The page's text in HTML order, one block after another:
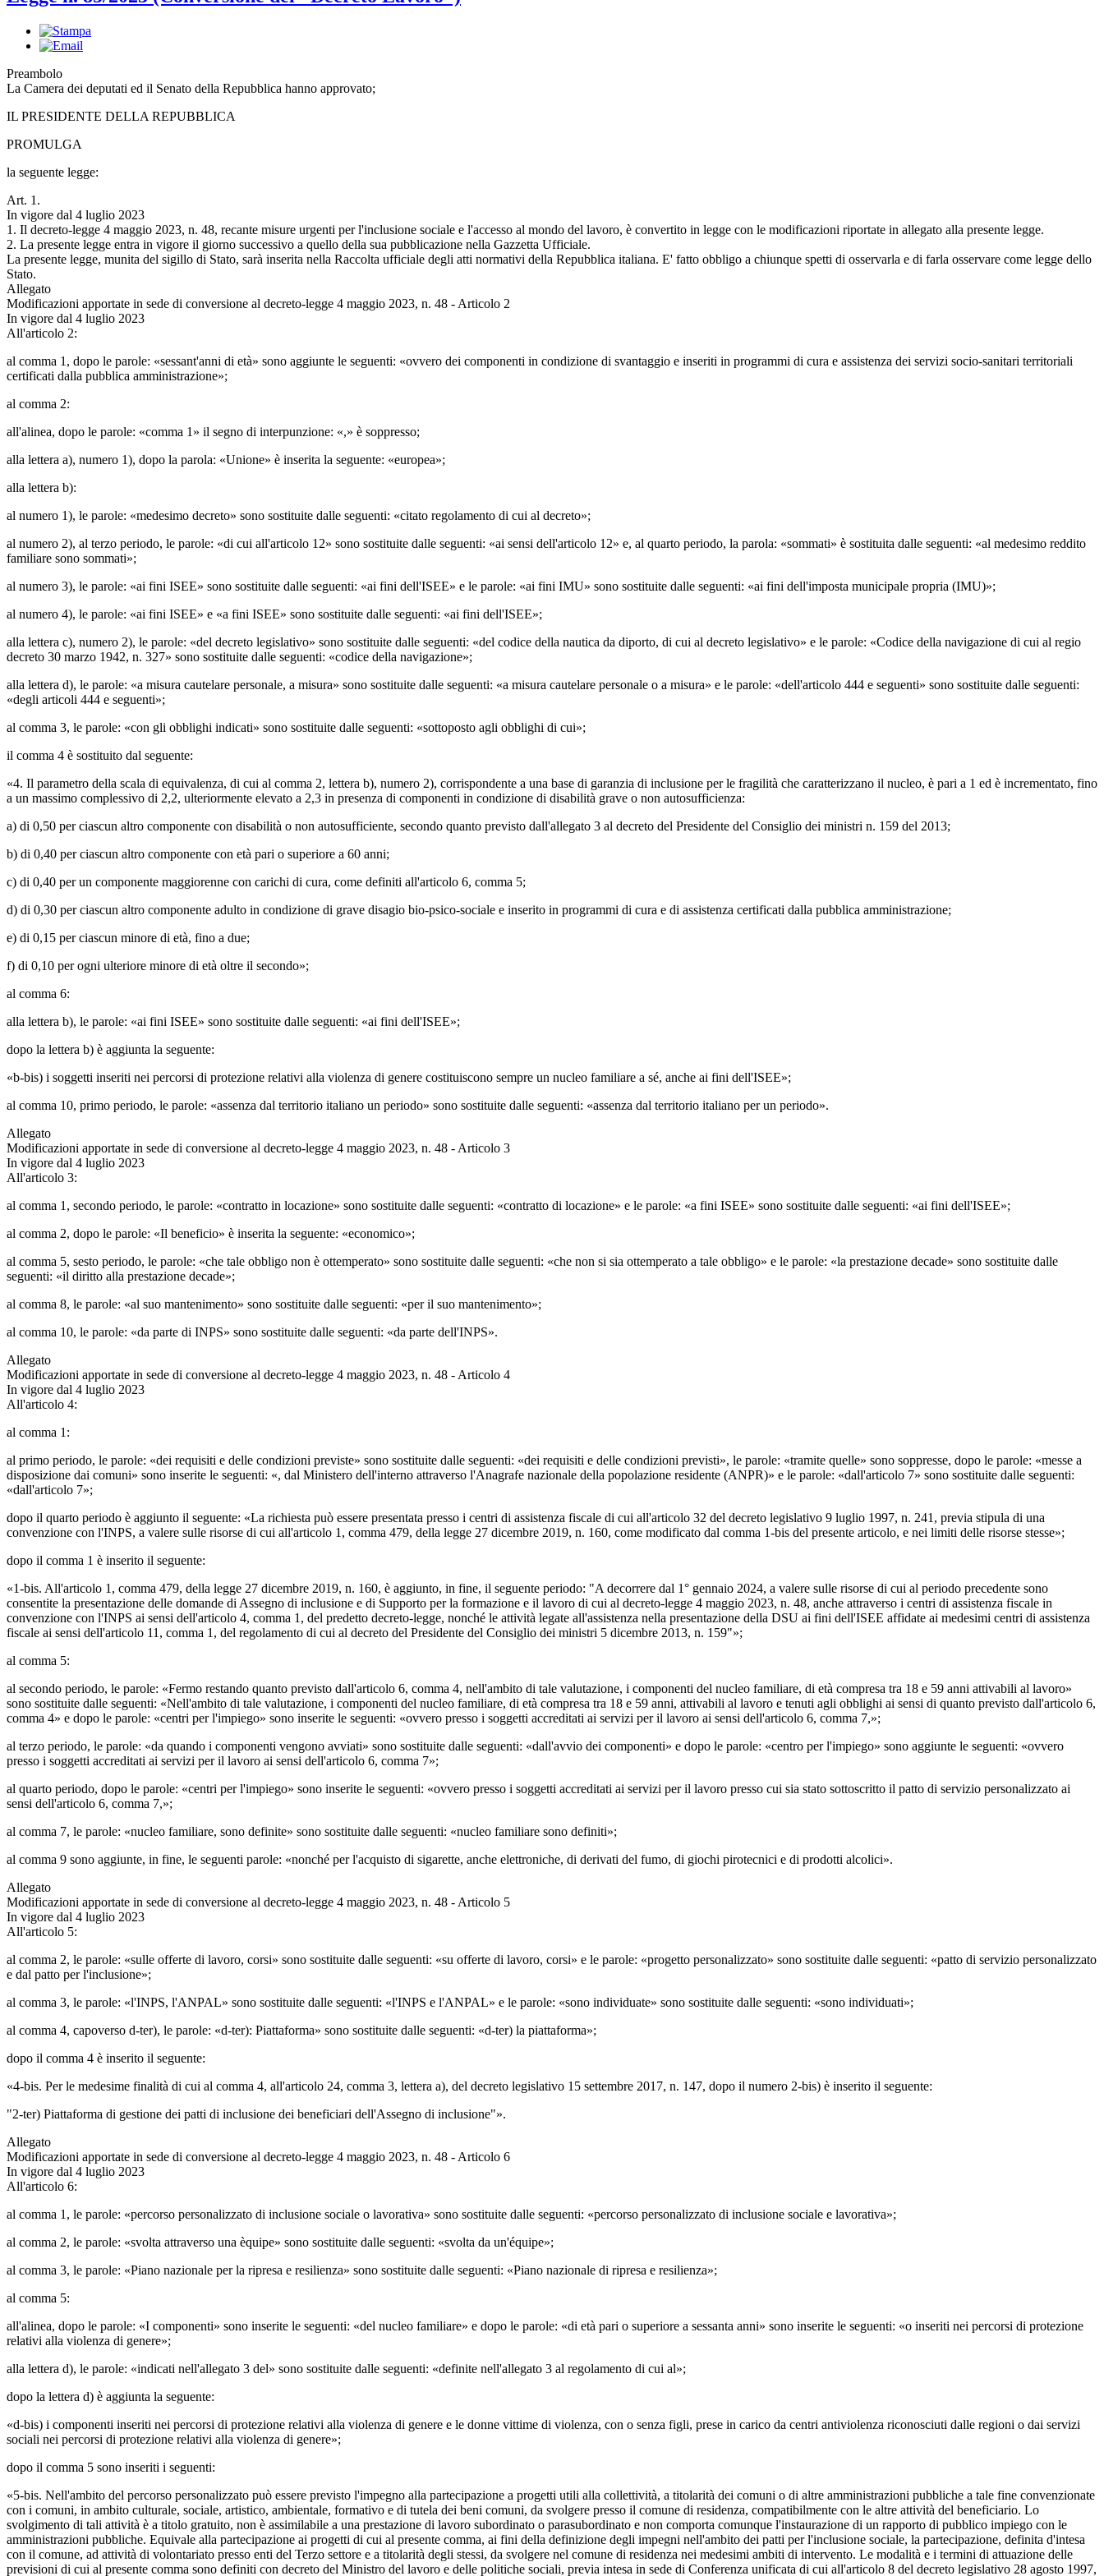
Preambolo
La Camera dei deputati ed il Senato della Repubblica hanno approvato;
IL PRESIDENTE DELLA REPUBBLICA
PROMULGA
la seguente legge:
Art. 1.
In vigore dal 4 luglio 2023
1. Il decreto-legge 4 maggio 2023, n. 48, recante misure urgenti per l'inclusione sociale e l'accesso al mondo del lavoro, è convertito in legge con le modificazioni riportate in allegato alla presente legge.
2. La presente legge entra in vigore il giorno successivo a quello della sua pubblicazione nella Gazzetta Ufficiale.
La presente legge, munita del sigillo di Stato, sarà inserita nella Raccolta ufficiale degli atti normativi della Repubblica italiana. E' fatto obbligo a chiunque spetti di osservarla e di farla osservare come legge dello
Stato.
Allegato
Modificazioni apportate in sede di conversione al decreto-legge 4 maggio 2023, n. 48 - Articolo 2
In vigore dal 4 luglio 2023
All'articolo 2:
al comma 1, dopo le parole: «sessant'anni di età» sono aggiunte le seguenti: «ovvero dei componenti in condizione di svantaggio e inseriti in programmi di cura e assistenza dei servizi socio-sanitari territoriali
certificati dalla pubblica amministrazione»;
al comma 2:
all'alinea, dopo le parole: «comma 1» il segno di interpunzione: «,» è soppresso;
alla lettera a), numero 1), dopo la parola: «Unione» è inserita la seguente: «europea»;
alla lettera b):
al numero 1), le parole: «medesimo decreto» sono sostituite dalle seguenti: «citato regolamento di cui al decreto»;
al numero 2), al terzo periodo, le parole: «di cui all'articolo 12» sono sostituite dalle seguenti: «ai sensi dell'articolo 12» e, al quarto periodo, la parola: «sommati» è sostituita dalle seguenti: «al medesimo reddito
familiare sono sommati»;
al numero 3), le parole: «ai fini ISEE» sono sostituite dalle seguenti: «ai fini dell'ISEE» e le parole: «ai fini IMU» sono sostituite dalle seguenti: «ai fini dell'imposta municipale propria (IMU)»;
al numero 4), le parole: «ai fini ISEE» e «a fini ISEE» sono sostituite dalle seguenti: «ai fini dell'ISEE»;
alla lettera c), numero 2), le parole: «del decreto legislativo» sono sostituite dalle seguenti: «del codice della nautica da diporto, di cui al decreto legislativo» e le parole: «Codice della navigazione di cui al regio
decreto 30 marzo 1942, n. 327» sono sostituite dalle seguenti: «codice della navigazione»;
alla lettera d), le parole: «a misura cautelare personale, a misura» sono sostituite dalle seguenti: «a misura cautelare personale o a misura» e le parole: «dell'articolo 444 e seguenti» sono sostituite dalle seguenti:
«degli articoli 444 e seguenti»;
al comma 3, le parole: «con gli obblighi indicati» sono sostituite dalle seguenti: «sottoposto agli obblighi di cui»;
il comma 4 è sostituito dal seguente:
«4. Il parametro della scala di equivalenza, di cui al comma 2, lettera b), numero 2), corrispondente a una base di garanzia di inclusione per le fragilità che caratterizzano il nucleo, è pari a 1 ed è incrementato, fino
a un massimo complessivo di 2,2, ulteriormente elevato a 2,3 in presenza di componenti in condizione di disabilità grave o non autosufficienza:
a) di 0,50 per ciascun altro componente con disabilità o non autosufficiente, secondo quanto previsto dall'allegato 3 al decreto del Presidente del Consiglio dei ministri n. 159 del 2013;
b) di 0,40 per ciascun altro componente con età pari o superiore a 60 anni;
c) di 0,40 per un componente maggiorenne con carichi di cura, come definiti all'articolo 6, comma 5;
d) di 0,30 per ciascun altro componente adulto in condizione di grave disagio bio-psico-sociale e inserito in programmi di cura e di assistenza certificati dalla pubblica amministrazione;
e) di 0,15 per ciascun minore di età, fino a due;
f) di 0,10 per ogni ulteriore minore di età oltre il secondo»;
al comma 6:
alla lettera b), le parole: «ai fini ISEE» sono sostituite dalle seguenti: «ai fini dell'ISEE»;
dopo la lettera b) è aggiunta la seguente:
«b-bis) i soggetti inseriti nei percorsi di protezione relativi alla violenza di genere costituiscono sempre un nucleo familiare a sé, anche ai fini dell'ISEE»;
al comma 10, primo periodo, le parole: «assenza dal territorio italiano un periodo» sono sostituite dalle seguenti: «assenza dal territorio italiano per un periodo».
Allegato
Modificazioni apportate in sede di conversione al decreto-legge 4 maggio 2023, n. 48 - Articolo 3
In vigore dal 4 luglio 2023
All'articolo 3:
al comma 1, secondo periodo, le parole: «contratto in locazione» sono sostituite dalle seguenti: «contratto di locazione» e le parole: «a fini ISEE» sono sostituite dalle seguenti: «ai fini dell'ISEE»;
al comma 2, dopo le parole: «Il beneficio» è inserita la seguente: «economico»;
al comma 5, sesto periodo, le parole: «che tale obbligo non è ottemperato» sono sostituite dalle seguenti: «che non si sia ottemperato a tale obbligo» e le parole: «la prestazione decade» sono sostituite dalle
seguenti: «il diritto alla prestazione decade»;
al comma 8, le parole: «al suo mantenimento» sono sostituite dalle seguenti: «per il suo mantenimento»;
al comma 10, le parole: «da parte di INPS» sono sostituite dalle seguenti: «da parte dell'INPS».
Allegato
Modificazioni apportate in sede di conversione al decreto-legge 4 maggio 2023, n. 48 - Articolo 4
In vigore dal 4 luglio 2023
All'articolo 4:
al comma 1:
al primo periodo, le parole: «dei requisiti e delle condizioni previste» sono sostituite dalle seguenti: «dei requisiti e delle condizioni previsti», le parole: «tramite quelle» sono soppresse, dopo le parole: «messe a
disposizione dai comuni» sono inserite le seguenti: «, dal Ministero dell'interno attraverso l'Anagrafe nazionale della popolazione residente (ANPR)» e le parole: «dall'articolo 7» sono sostituite dalle seguenti:
«dall'articolo 7»;
dopo il quarto periodo è aggiunto il seguente: «La richiesta può essere presentata presso i centri di assistenza fiscale di cui all'articolo 32 del decreto legislativo 9 luglio 1997, n. 241, previa stipula di una
convenzione con l'INPS, a valere sulle risorse di cui all'articolo 1, comma 479, della legge 27 dicembre 2019, n. 160, come modificato dal comma 1-bis del presente articolo, e nei limiti delle risorse stesse»;
dopo il comma 1 è inserito il seguente:
«1-bis. All'articolo 1, comma 479, della legge 27 dicembre 2019, n. 160, è aggiunto, in fine, il seguente periodo: "A decorrere dal 1° gennaio 2024, a valere sulle risorse di cui al periodo precedente sono
consentite la presentazione delle domande di Assegno di inclusione e di Supporto per la formazione e il lavoro di cui al decreto-legge 4 maggio 2023, n. 48, anche attraverso i centri di assistenza fiscale in
convenzione con l'INPS ai sensi dell'articolo 4, comma 1, del predetto decreto-legge, nonché le attività legate all'assistenza nella presentazione della DSU ai fini dell'ISEE affidate ai medesimi centri di assistenza
fiscale ai sensi dell'articolo 11, comma 1, del regolamento di cui al decreto del Presidente del Consiglio dei ministri 5 dicembre 2013, n. 159"»;
al comma 5:
al secondo periodo, le parole: «Fermo restando quanto previsto dall'articolo 6, comma 4, nell'ambito di tale valutazione, i componenti del nucleo familiare, di età compresa tra 18 e 59 anni attivabili al lavoro»
sono sostituite dalle seguenti: «Nell'ambito di tale valutazione, i componenti del nucleo familiare, di età compresa tra 18 e 59 anni, attivabili al lavoro e tenuti agli obblighi ai sensi di quanto previsto dall'articolo 6,
comma 4» e dopo le parole: «centri per l'impiego» sono inserite le seguenti: «ovvero presso i soggetti accreditati ai servizi per il lavoro ai sensi dell'articolo 6, comma 7,»;
al terzo periodo, le parole: «da quando i componenti vengono avviati» sono sostituite dalle seguenti: «dall'avvio dei componenti» e dopo le parole: «centro per l'impiego» sono aggiunte le seguenti: «ovvero
presso i soggetti accreditati ai servizi per il lavoro ai sensi dell'articolo 6, comma 7»;
al quarto periodo, dopo le parole: «centri per l'impiego» sono inserite le seguenti: «ovvero presso i soggetti accreditati ai servizi per il lavoro presso cui sia stato sottoscritto il patto di servizio personalizzato ai
sensi dell'articolo 6, comma 7,»;
al comma 7, le parole: «nucleo familiare, sono definite» sono sostituite dalle seguenti: «nucleo familiare sono definiti»;
al comma 9 sono aggiunte, in fine, le seguenti parole: «nonché per l'acquisto di sigarette, anche elettroniche, di derivati del fumo, di giochi pirotecnici e di prodotti alcolici».
Allegato
Modificazioni apportate in sede di conversione al decreto-legge 4 maggio 2023, n. 48 - Articolo 5
In vigore dal 4 luglio 2023
All'articolo 5:
al comma 2, le parole: «sulle offerte di lavoro, corsi» sono sostituite dalle seguenti: «su offerte di lavoro, corsi» e le parole: «progetto personalizzato» sono sostituite dalle seguenti: «patto di servizio personalizzato
e dal patto per l'inclusione»;
al comma 3, le parole: «l'INPS, l'ANPAL» sono sostituite dalle seguenti: «l'INPS e l'ANPAL» e le parole: «sono individuate» sono sostituite dalle seguenti: «sono individuati»;
al comma 4, capoverso d-ter), le parole: «d-ter): Piattaforma» sono sostituite dalle seguenti: «d-ter) la piattaforma»;
dopo il comma 4 è inserito il seguente:
«4-bis. Per le medesime finalità di cui al comma 4, all'articolo 24, comma 3, lettera a), del decreto legislativo 15 settembre 2017, n. 147, dopo il numero 2-bis) è inserito il seguente:
"2-ter) Piattaforma di gestione dei patti di inclusione dei beneficiari dell'Assegno di inclusione"».
Allegato
Modificazioni apportate in sede di conversione al decreto-legge 4 maggio 2023, n. 48 - Articolo 6
In vigore dal 4 luglio 2023
All'articolo 6:
al comma 1, le parole: «percorso personalizzato di inclusione sociale o lavorativa» sono sostituite dalle seguenti: «percorso personalizzato di inclusione sociale e lavorativa»;
al comma 2, le parole: «svolta attraverso una èquipe» sono sostituite dalle seguenti: «svolta da un'équipe»;
al comma 3, le parole: «Piano nazionale per la ripresa e resilienza» sono sostituite dalle seguenti: «Piano nazionale di ripresa e resilienza»;
al comma 5:
all'alinea, dopo le parole: «I componenti» sono inserite le seguenti: «del nucleo familiare» e dopo le parole: «di età pari o superiore a sessanta anni» sono inserite le seguenti: «o inseriti nei percorsi di protezione
relativi alla violenza di genere»;
alla lettera d), le parole: «indicati nell'allegato 3 del» sono sostituite dalle seguenti: «definite nell'allegato 3 al regolamento di cui al»;
dopo la lettera d) è aggiunta la seguente:
«d-bis) i componenti inseriti nei percorsi di protezione relativi alla violenza di genere e le donne vittime di violenza, con o senza figli, prese in carico da centri antiviolenza riconosciuti dalle regioni o dai servizi
sociali nei percorsi di protezione relativi alla violenza di genere»;
dopo il comma 5 sono inseriti i seguenti:
«5-bis. Nell'ambito del percorso personalizzato può essere previsto l'impegno alla partecipazione a progetti utili alla collettività, a titolarità dei comuni o di altre amministrazioni pubbliche a tale fine convenzionate
con i comuni, in ambito culturale, sociale, artistico, ambientale, formativo e di tutela dei beni comuni, da svolgere presso il comune di residenza, compatibilmente con le altre attività del beneficiario. Lo
svolgimento di tali attività è a titolo gratuito, non è assimilabile a una prestazione di lavoro subordinato o parasubordinato e non comporta comunque l'instaurazione di un rapporto di pubblico impiego con le
amministrazioni pubbliche. Equivale alla partecipazione ai progetti di cui al presente comma, ai fini della definizione degli impegni nell'ambito dei patti per l'inclusione sociale, la partecipazione, definita d'intesa
con il comune, ad attività di volontariato presso enti del Terzo settore e a titolarità degli stessi, da svolgere nel comune di residenza nei medesimi ambiti di intervento. Le modalità e i termini di attuazione delle
previsioni di cui al presente comma sono definiti con decreto del Ministro del lavoro e delle politiche sociali, previa intesa in sede di Conferenza unificata di cui all'articolo 8 del decreto legislativo 28 agosto 1997,